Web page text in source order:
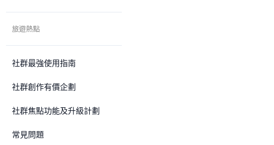
旅遊熱點
社群最強使用指南
社群創作有價企劃
社群焦點功能及升級計劃
常見問題